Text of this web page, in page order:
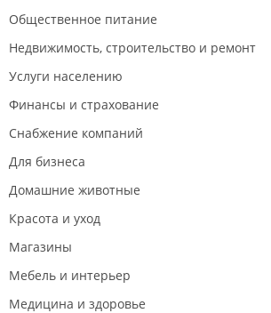
Общественное питание
Недвижимость, строительство и ремонт
Услуги населению
Финансы и страхование
Снабжение компаний
Для бизнеса
Домашние животные
Красота и уход
Магазины
Мебель и интерьер
Медицина и здоровье